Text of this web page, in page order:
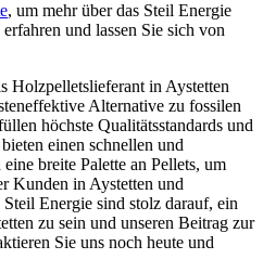
, um mehr über das Steil Energie
und lassen Sie sich von
Holzpelletslieferant in Aystetten
Alternative zu fossilen
höchste Qualitätsstandards und
einen schnellen und
breite Palette an Pellets, um
Kunden in Aystetten und
Energie sind stolz darauf, ein
zu sein und unseren Beitrag zur
Sie uns noch heute und